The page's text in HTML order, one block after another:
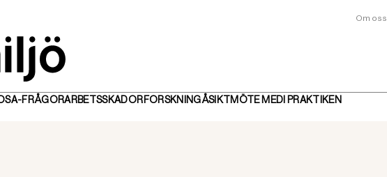
Om oss
FRÅGORARBETSSKADORFORSKNINGÅSIKTMÖTE MED I PRAKTIKEN